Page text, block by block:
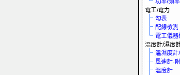
功率/頻
電工/電力
勾表
配線檢測
電工儀器
溫度計/濕度
溫濕度計
風速計-
溫度計